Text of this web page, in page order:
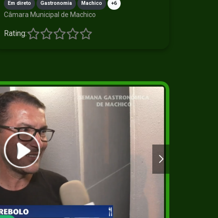
Em direto Gastronomia Machico +6
Câmara Municipal de Machico
Rating: